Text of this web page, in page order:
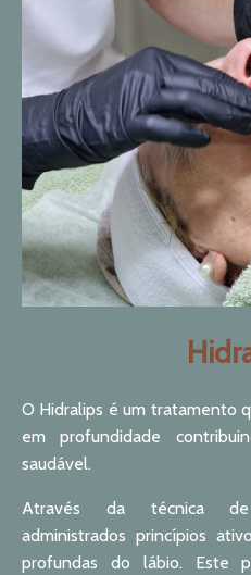
O Hidralips é um tratamento
em profundidade
saudável.
Através da técnica de
administrados princípios
profundas do lábio. Este